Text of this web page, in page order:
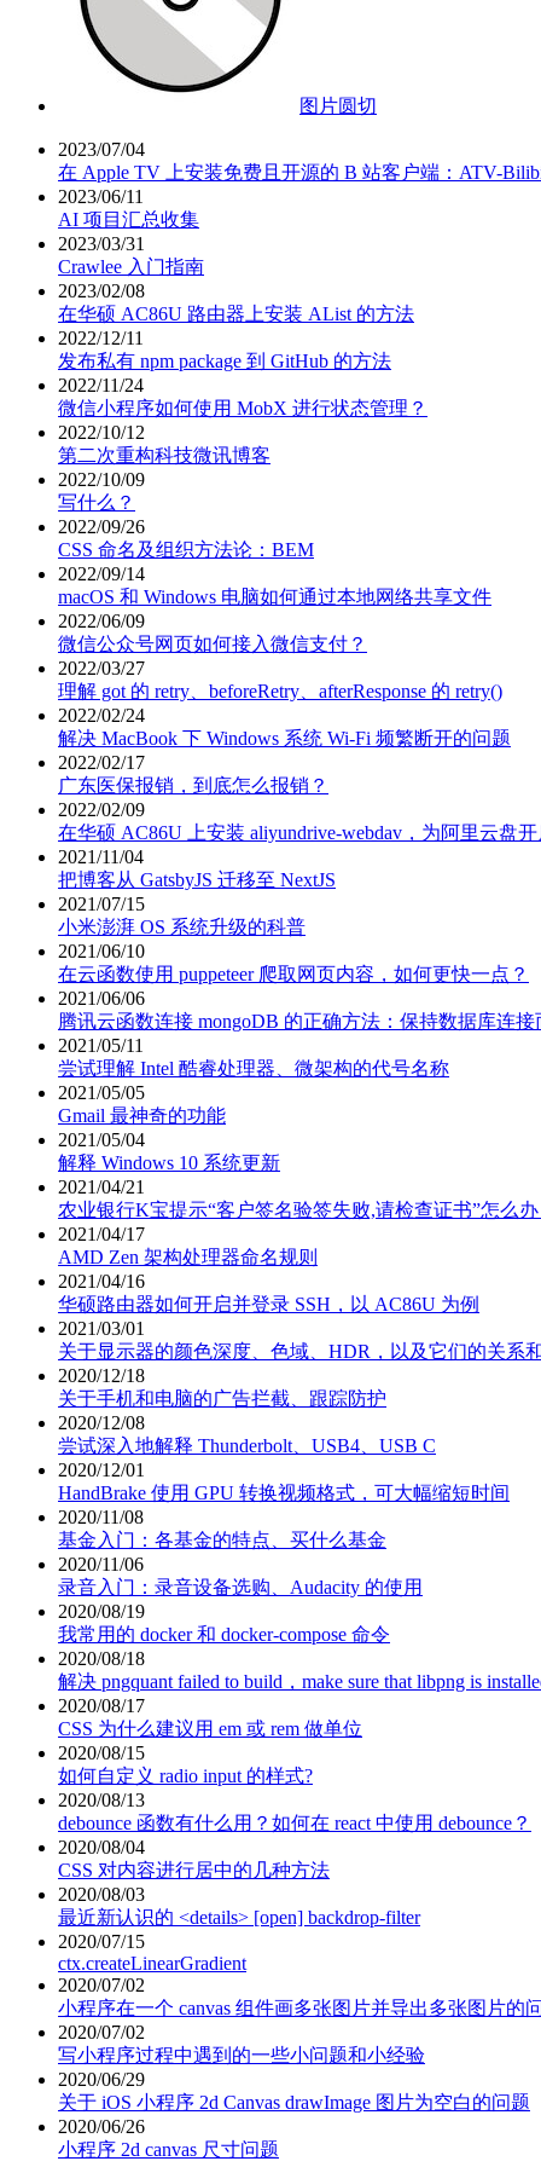
图片圆切
2023/07/04
在 Apple TV 上安装免费且开源的 B 站客户端：ATV-
2023/06/11
AI 项目汇总收集
2023/03/31
Crawlee 入门指南
2023/02/08
在华硕 AC86U 路由器上安装 AList 的方法
2022/12/11
发布私有 npm package 到 GitHub 的方法
2022/11/24
微信小程序如何使用 MobX 进行状态管理？
2022/10/12
第二次重构科技微讯博客
2022/10/09
写什么？
2022/09/26
CSS 命名及组织方法论：BEM
2022/09/14
macOS 和 Windows 电脑如何通过本地网络共享文件
2022/06/09
微信公众号网页如何接入微信支付？
2022/03/27
理解 got 的 retry、beforeRetry、afterResponse 的 retry()
2022/02/24
解决 MacBook 下 Windows 系统 Wi-Fi 频繁断开的问题
2022/02/17
广东医保报销，到底怎么报销？
2022/02/09
在华硕 AC86U 上安装 aliyundrive-webdav，为阿里云盘
2021/11/04
把博客从 GatsbyJS 迁移至 NextJS
2021/07/15
小米澎湃 OS 系统升级的科普
2021/06/10
在云函数使用 puppeteer 爬取网页内容，如何更快一点？
2021/06/06
腾讯云函数连接 mongoDB 的正确方法：保持数据库连接
2021/05/11
尝试理解 Intel 酷睿处理器、微架构的代号名称
2021/05/05
Gmail 最神奇的功能
2021/05/04
解释 Windows 10 系统更新
2021/04/21
农业银行K宝提示“客户签名验签失败,请检查证书”怎么办
2021/04/17
AMD Zen 架构处理器命名规则
2021/04/16
华硕路由器如何开启并登录 SSH，以 AC86U 为例
2021/03/01
关于显示器的颜色深度、色域、HDR，以及它们的关系
2020/12/18
关于手机和电脑的广告拦截、跟踪防护
2020/12/08
尝试深入地解释 Thunderbolt、USB4、USB C
2020/12/01
HandBrake 使用 GPU 转换视频格式，可大幅缩短时间
2020/11/08
基金入门：各基金的特点、买什么基金
2020/11/06
录音入门：录音设备选购、Audacity 的使用
2020/08/19
我常用的 docker 和 docker-compose 命令
2020/08/18
解决 pngquant failed to build，make sure that libpng is
2020/08/17
CSS 为什么建议用 em 或 rem 做单位
2020/08/15
如何自定义 radio input 的样式?
2020/08/13
debounce 函数有什么用？如何在 react 中使用 debounce？
2020/08/04
CSS 对内容进行居中的几种方法
2020/08/03
最近新认识的 <details> [open] backdrop-filter
2020/07/15
ctx.createLinearGradient
2020/07/02
小程序在一个 canvas 组件画多张图片并导出多张图片的
2020/07/02
写小程序过程中遇到的一些小问题和小经验
2020/06/29
关于 iOS 小程序 2d Canvas drawImage 图片为空白的问题
2020/06/26
小程序 2d canvas 尺寸问题